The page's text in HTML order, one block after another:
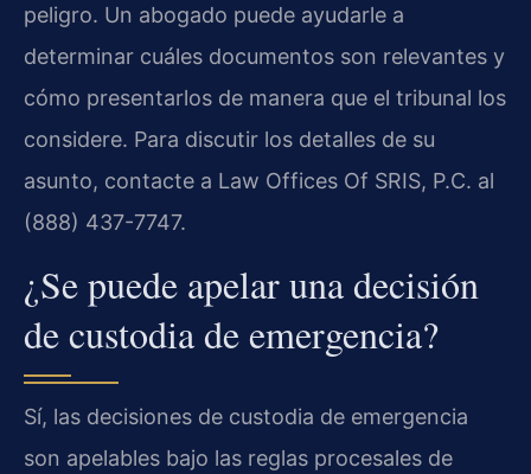
peligro. Un abogado puede ayudarle a
determinar cuáles documentos son relevantes y
cómo presentarlos de manera que el tribunal los
considere. Para discutir los detalles de su
asunto, contacte a Law Offices Of SRIS, P.C. al
(888) 437-7747.
¿Se puede apelar una decisión
de custodia de emergencia?
Sí, las decisiones de custodia de emergencia
son apelables bajo las reglas procesales de